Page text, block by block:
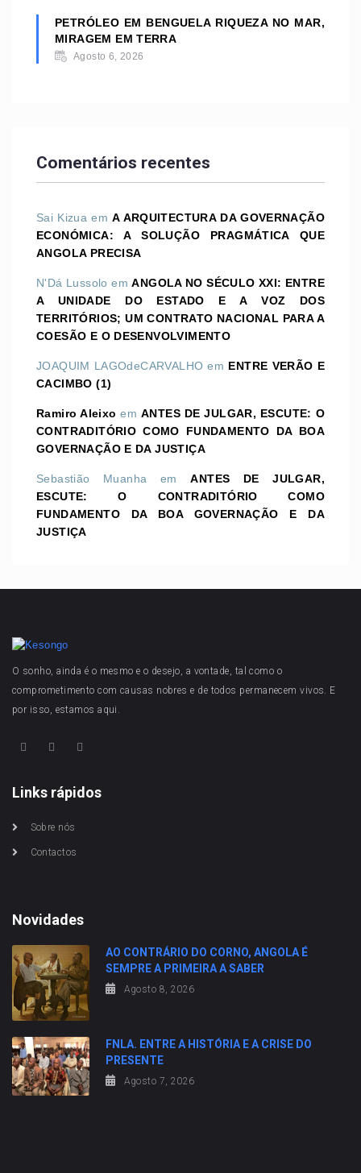
PETRÓLEO EM BENGUELA RIQUEZA NO MAR,
MIRAGEM EM TERRA
Agosto 6, 2026
Comentários recentes
Sai Kizua emA ARQUITECTURA DA GOVERNAÇÃO
ECONÓMICA: A SOLUÇÃO PRAGMÁTICA QUE
ANGOLA PRECISA
N'Dá Lussolo emANGOLA NO SÉCULO XXI: ENTRE
A UNIDADE DO ESTADO E A VOZ DOS
TERRITÓRIOS; UM CONTRATO NACIONAL PARA A
COESÃO E O DESENVOLVIMENTO
JOAQUIM LAGOdeCARVALHO em ENTRE VERÃO E
CACIMBO (1)
Ramiro Aleixo emANTES DE JULGAR, ESCUTE: O
CONTRADITÓRIO COMO FUNDAMENTO DA BOA
GOVERNAÇÃO E DA JUSTIÇA
Sebastião Muanha emANTES DE JULGAR,
ESCUTE: O CONTRADITÓRIO COMO
FUNDAMENTO DA BOA GOVERNAÇÃO E DA
JUSTIÇA
O sonho, ainda é o mesmo e o desejo, a vontade, tal como o
comprometimento com causas nobres e de todos permanecem vivos. E
por isso, estamos aqui.
Links rápidos
Sobre nós
Contactos
Novidades
AO CONTRÁRIO DO CORNO, ANGOLA É
SEMPRE A PRIMEIRA A SABER
Agosto 8, 2026
FNLA. ENTRE A HISTÓRIA E A CRISE DO
PRESENTE
Agosto 7, 2026